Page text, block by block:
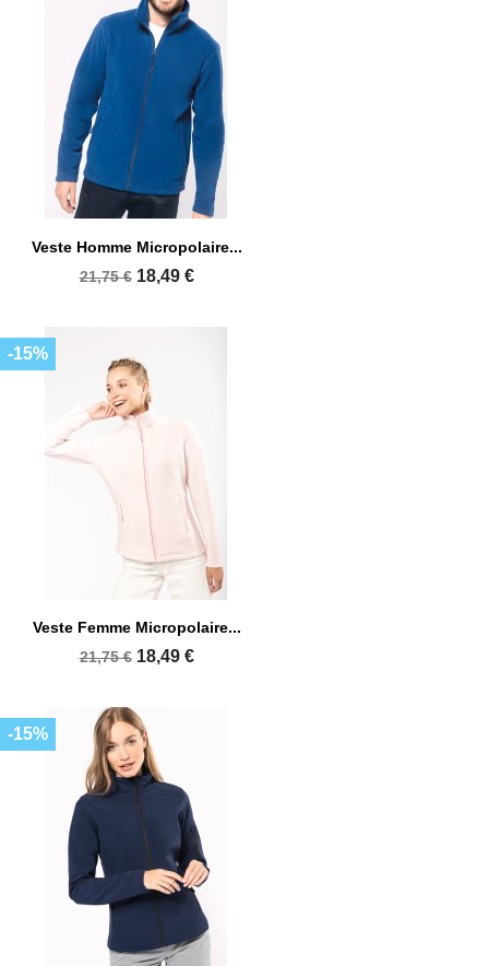
Veste Homme Micropolaire...
21,75 € 18,49 €
Veste Femme Micropolaire...
21,75 € 18,49 €
-15%
-15%